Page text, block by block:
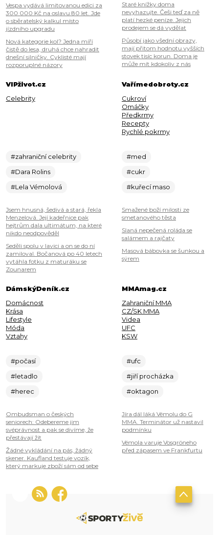
Vespa vydává limitovanou edici za
300 000 Kč na oslavu 80 let. Jde
o sběratelský kalkul místo
jízdního upgradu
Nová kategorie kol? Jedna míří
čistě do lesa, druhá chce nahradit
dnešní silničky. Cyklisté mají
rozporuplné názory
Staré knížky doma
nevyhazujte. Češi teď za ně
platí hezké peníze. Jejich
prodejem se dá vydělat
Působí jako všední obrazy,
mají přitom hodnotu vyšších
stovek tisíc korun. Doma je
může mít kdokoliv z nás
VIPživot.cz
Celebrity
#zahraniční celebrity
#Dara Rolins
#Lela Vémolová
Jsem hnusná, šedivá a stará, řekla
Menzelová. Její kadeřnice pak
hejtrům dala ultimátum, na které
nikdo neodpověděl
Seděli spolu v lavici a on se do ní
zamiloval. Bočanová po 40 letech
vytáhla fotku z maturáku se
Zounarem
Vařímedobroty.cz
Cukroví
Omáčky
Předkrmy
Recepty
Rychlé pokrmy
#med
#cukr
#kuřecí maso
Smažené boží milosti ze
smetanového těsta
Slaná nepečená roláda se
salámem a rajčaty
Masová bábovka se šunkou a
sýrem
DámskýDeník.cz
Domácnost
Krása
Lifestyle
Móda
Vztahy
#počasí
#letadlo
#herec
Ombudsman o českých
seniorech: Odebereme jim
svéprávnost a pak se divíme, že
přestávají žít
Žádné vykládání na pás, žádný
skener. Kaufland testuje vozík,
který markuje zboží sám od sebe
MMAmag.cz
Zahraniční MMA
CZ/SK MMA
Videa
UFC
KSW
#ufc
#jiří procházka
#oktagon
Jíra dál láká Vémolu do G
MMA. Terminátor už nastavil
podmínku
Vémola varuje Vosgröneho
před zápasem ve Frankfurtu